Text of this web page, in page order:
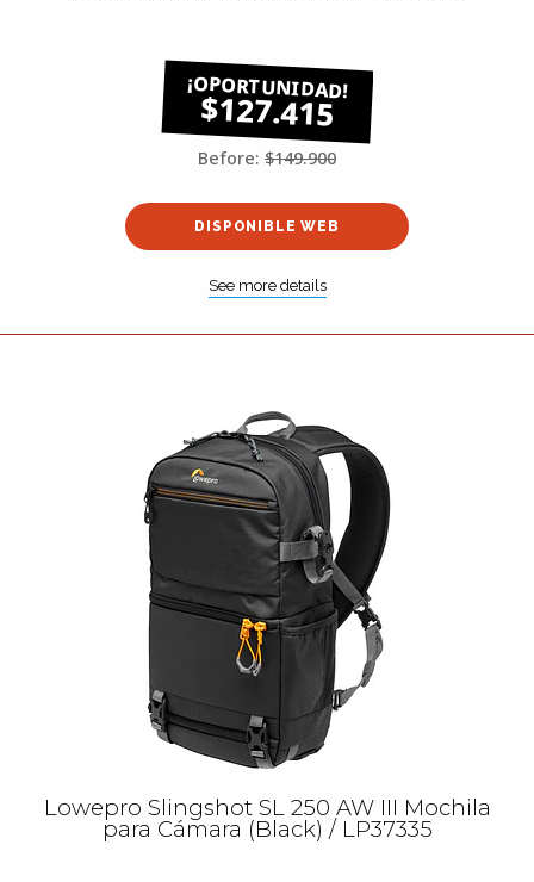
$127.415
Before: $149.900
DISPONIBLE WEB
See more details
Lowepro Slingshot SL 250 AW III Mochila
para Cámara (Black) / LP37335